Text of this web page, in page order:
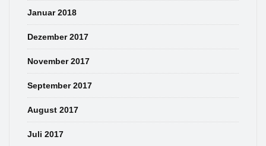
Januar 2018
Dezember 2017
November 2017
September 2017
August 2017
Juli 2017